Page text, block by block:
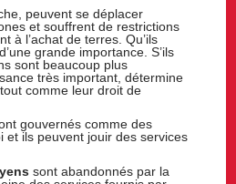
peuvent se déplacer
et souffrent de restrictions
à l’achat de terres. Qu’ils
grande importance. S’ils
sont beaucoup plus
très important, détermine
comme leur droit de
gouvernés comme des
et ils peuvent jouir des services
sont abandonnés par la